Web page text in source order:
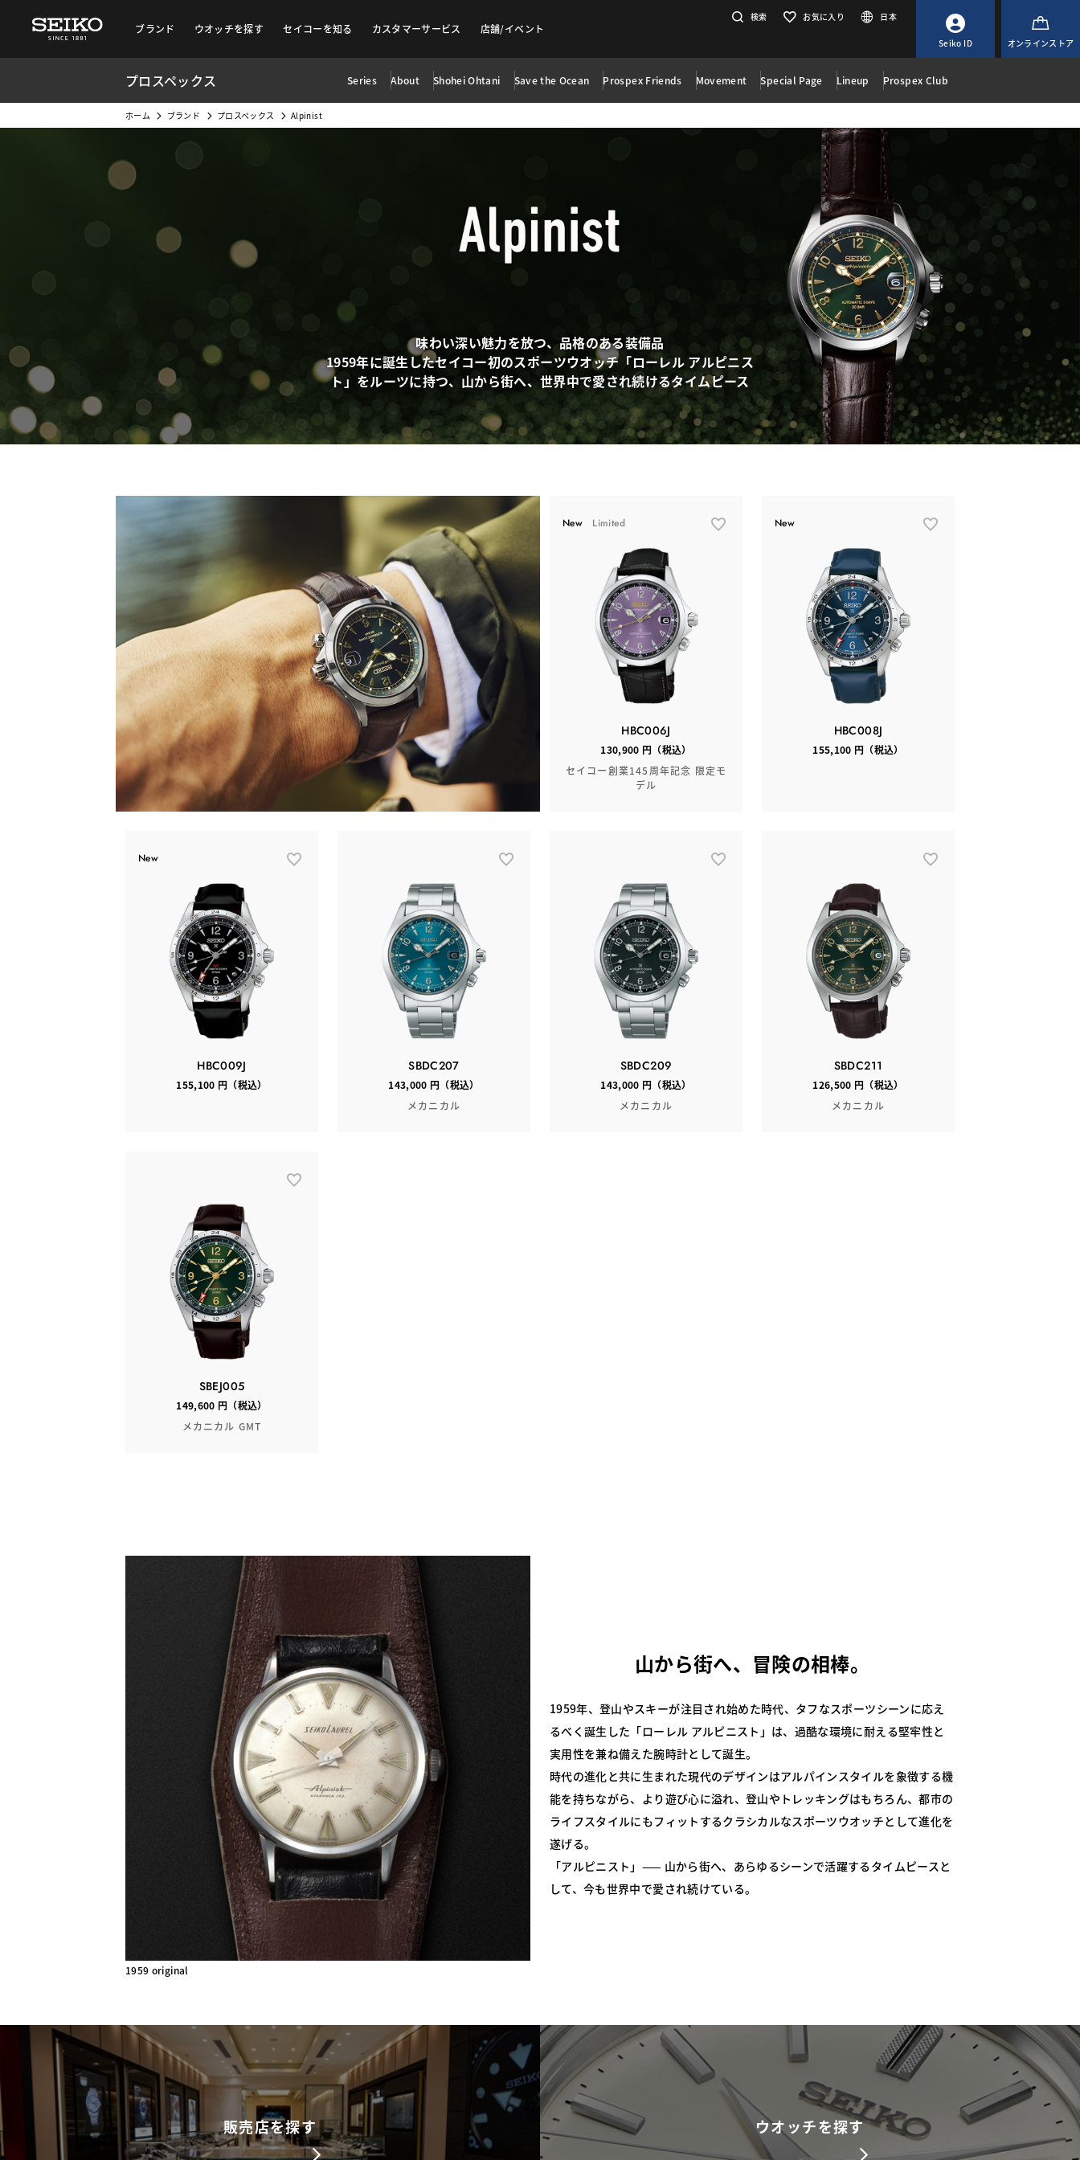
ブランド ウオッチを探す セイコーを知る カスタマーサービス 店舗/イベント
検索 お気に入り 日本
Seiko ID オンラインストア
プロスペックス Series About Shohei Ohtani Save the Ocean Prospex Friends Movement Special Page Lineup Prospex Club
ホーム ブランド プロスペックス Alpinist
味わい深い魅力を放つ、品格のある装備品
1959年に誕生したセイコー初のスポーツウオッチ「ローレル アルピニス
ト」をルーツに持つ、山から街へ、世界中で愛され続けるタイムピース
New Limited
HBC006J
130,900 円（税込）
セイコー創業145周年記念 限定モ
デル
New
HBC008J
155,100 円（税込）
New
HBC009J
155,100 円（税込）
SBDC207
143,000 円（税込）
メカニカル
SBDC209
143,000 円（税込）
メカニカル
SBDC211
126,500 円（税込）
メカニカル
SBEJ005
149,600 円（税込）
メカニカル GMT
1959 original
山から街へ、冒険の相棒。
1959年、登山やスキーが注目され始めた時代、タフなスポーツシーンに応え
るべく誕生した「ローレル アルピニスト」は、過酷な環境に耐える堅牢性と
実用性を兼ね備えた腕時計として誕生。
時代の進化と共に生まれた現代のデザインはアルパインスタイルを象徴する機
能を持ちながら、より遊び心に溢れ、登山やトレッキングはもちろん、都市の
ライフスタイルにもフィットするクラシカルなスポーツウオッチとして進化を
遂げる。
「アルピニスト」—— 山から街へ、あらゆるシーンで活躍するタイムピースと
して、今も世界中で愛され続けている。
販売店を探す ウオッチを探す